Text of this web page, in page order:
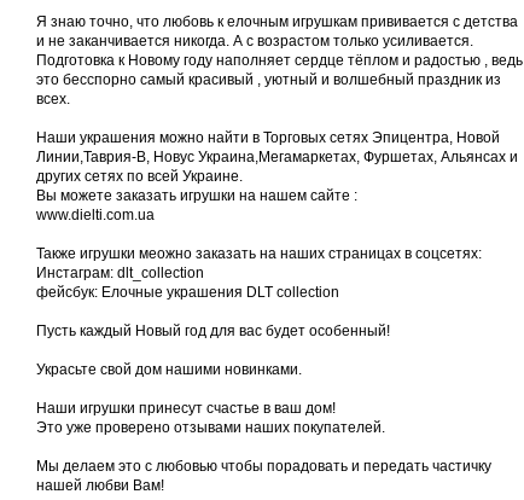
Я знаю точно, что любовь к елочным игрушкам прививается с детства
и не заканчивается никогда. А с возрастом только усиливается.
Подготовка к Новому году наполняет сердце тёплом и радостью , ведь
это бесспорно самый красивый , уютный и волшебный праздник из
всех.
Наши украшения можно найти в Торговых сетях Эпицентра, Новой
Линии,Таврия-В, Новус Украина,Мегамаркетах, Фуршетах, Альянсах и
других сетях по всей Украине.
Вы можете заказать игрушки на нашем сайте :
www.dielti.com.ua
Также игрушки меожно заказать на наших страницах в соцсетях:
Инстаграм: dlt_collection
фейсбук: Елочные украшения DLT collection
Пусть каждый Новый год для вас будет особенный!
Украсьте свой дом нашими новинками.
Наши игрушки принесут счастье в ваш дом!
Это уже проверено отзывами наших покупателей.
Мы делаем это с любовью чтобы порадовать и передать частичку
нашей любви Вам!